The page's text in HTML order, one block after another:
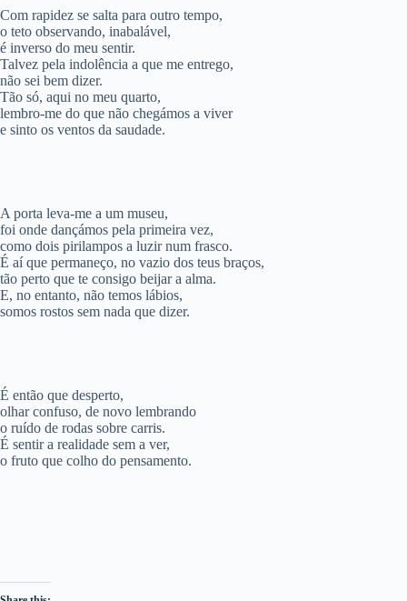
Com rapidez se salta para outro tempo,
o teto observando, inabalável,
é inverso do meu sentir.
Talvez pela indolência a que me entrego,
não sei bem dizer.
Tão só, aqui no meu quarto,
lembro-me do que não chegámos a viver
e sinto os ventos da saudade.
A porta leva-me a um museu,
foi onde dançámos pela primeira vez,
como dois pirilampos a luzir num frasco.
É aí que permaneço, no vazio dos teus braços,
tão perto que te consigo beijar a alma.
E, no entanto, não temos lábios,
somos rostos sem nada que dizer.
É então que desperto,
olhar confuso, de novo lembrando
o ruído de rodas sobre carris.
É sentir a realidade sem a ver,
o fruto que colho do pensamento.